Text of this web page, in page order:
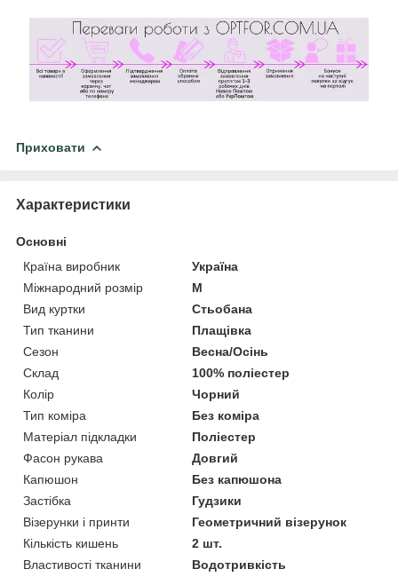
Приховати
Характеристики
Основні
Країна виробник
Україна
Міжнародний розмір
M
Вид куртки
Стьобана
Тип тканини
Плащівка
Сезон
Весна/Осінь
Склад
100% поліестер
Колір
Чорний
Тип коміра
Без коміра
Матеріал підкладки
Поліестер
Фасон рукава
Довгий
Капюшон
Без капюшона
Застібка
Гудзики
Візерунки і принти
Геометричний візерунок
Кількість кишень
2 шт.
Властивості тканини
Водотривкість